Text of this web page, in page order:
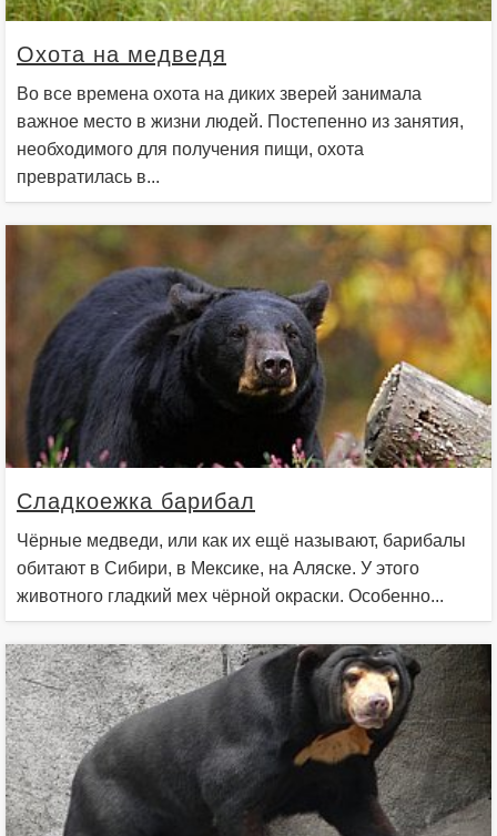
Охота на медведя
Во все времена охота на диких зверей занимала
важное место в жизни людей. Постепенно из занятия,
необходимого для получения пищи, охота
превратилась в...
Сладкоежка барибал
Чёрные медведи, или как их ещё называют, барибалы
обитают в Сибири, в Мексике, на Аляске. У этого
животного гладкий мех чёрной окраски. Особенно...